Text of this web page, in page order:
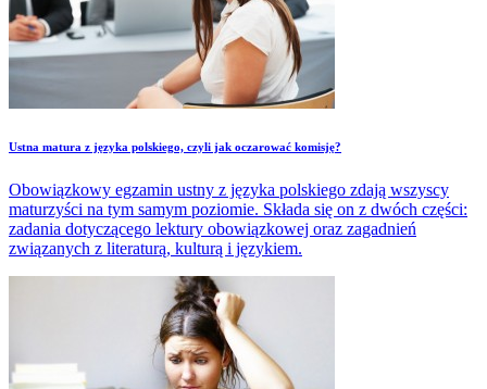
Ustna matura z języka polskiego, czyli jak oczarować komisję?
Obowiązkowy egzamin ustny z języka polskiego zdają wszyscy
maturzyści na tym samym poziomie. Składa się on z dwóch części:
zadania dotyczącego lektury obowiązkowej oraz zagadnień
związanych z literaturą, kulturą i językiem.